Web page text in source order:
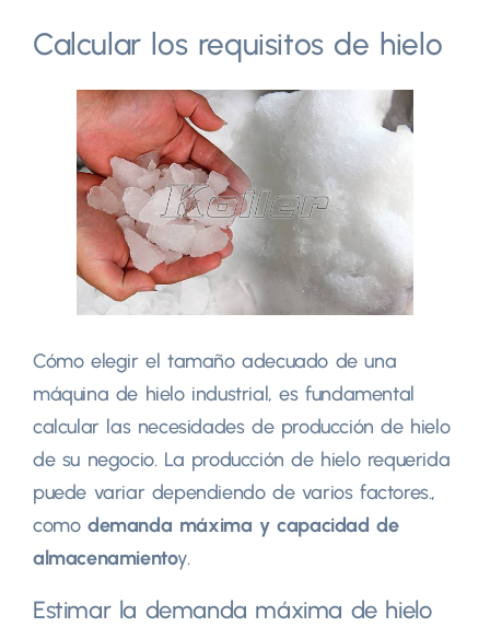
Calcular los requisitos de hielo
Cómo elegir el tamaño adecuado de una
máquina de hielo industrial, es fundamental
calcular las necesidades de producción de hielo
de su negocio. La producción de hielo requerida
puede variar dependiendo de varios factores.,
como demanda máxima y capacidad de
almacenamientoy.
Estimar la demanda máxima de hielo